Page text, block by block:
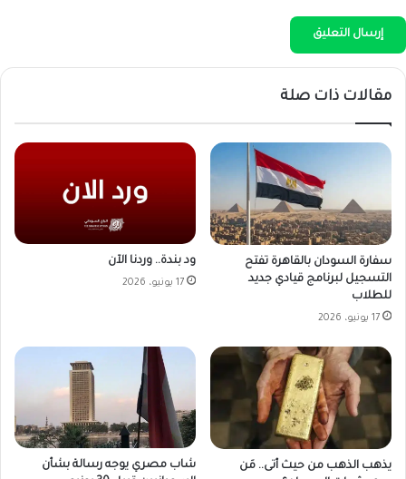
مقالات ذات صلة
سفارة السودان بالقاهرة تفتح
التسجيل لبرنامج قيادي جديد
للطلاب
17 يونيو، 2026
ود بندة.. وردنا الآن
17 يونيو، 2026
يذهب الذهب من حيث أتى.. مَن
شاب مصري يوجه رسالة بشأن